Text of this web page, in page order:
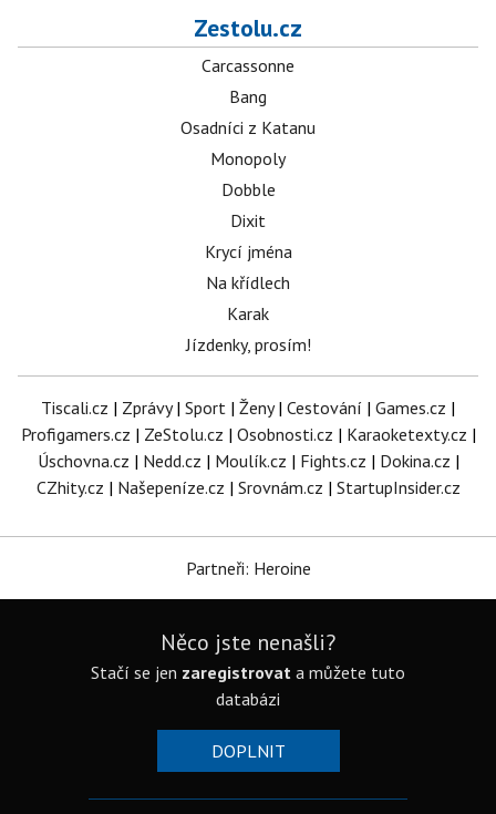
Zestolu.cz
Carcassonne
Bang
Osadníci z Katanu
Monopoly
Dobble
Dixit
Krycí jména
Na křídlech
Karak
Jízdenky, prosím!
Tiscali.cz | Zprávy| Sport | Ženy| Cestování | Games.cz |
Profigamers.cz | ZeStolu.cz | Osobnosti.cz | Karaoketexty.cz |
Úschovna.cz | Nedd.cz | Moulík.cz | Fights.cz | Dokina.cz |
CZhity.cz | Našepeníze.cz | Srovnám.cz | StartupInsider.cz
Partneři: Heroine
Něco jste nenašli?
Stačí se jen zaregistrovat a můžete tuto
databázi
DOPLNIT